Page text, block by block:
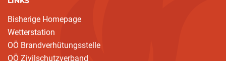
Bisherige Homepage
Wetterstation
OÖ Brandverhütungsstelle
OÖ Zivilschutzverband